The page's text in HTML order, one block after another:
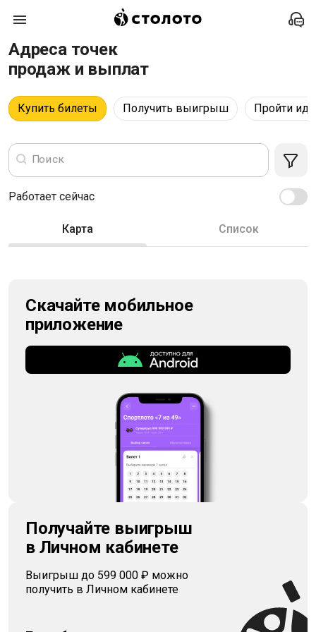
Адреса точек
продаж и выплат
Купить билеты Получить выигрыш Пройти
Поиск
Работает сейчас
Карта Список
Cкачайте мобильное
приложение
Получайте выигрыш
в Личном кабинете
Выигрыш до 599 000 ₽ можно
получить в Личном кабинете